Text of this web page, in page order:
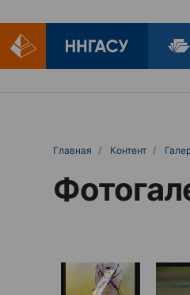
Главная Контент